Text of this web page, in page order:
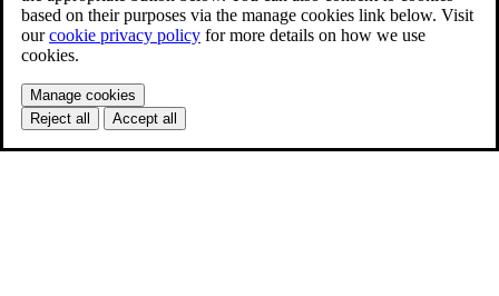
based on their purposes via the manage cookies link below. Visit
ourcookie privacy policy for more details on how we use
cookies.
Manage cookies
Reject all
Accept all